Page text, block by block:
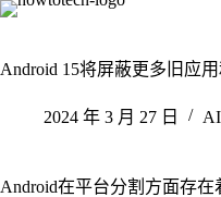
跳
内
Android 15将屏蔽更多旧应
2024 年 3 月 27 日
Android在平台分割方面存